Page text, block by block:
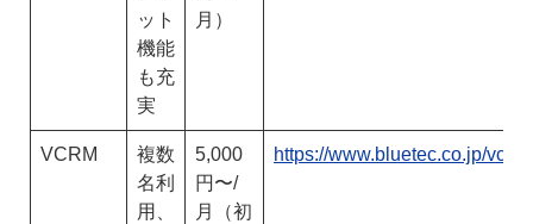
ット
機能
も充
実
月）
VCRM
複数
名利
用、
5,000
円〜/
月（初
https://www.bluetec.co.jp/vcrm/